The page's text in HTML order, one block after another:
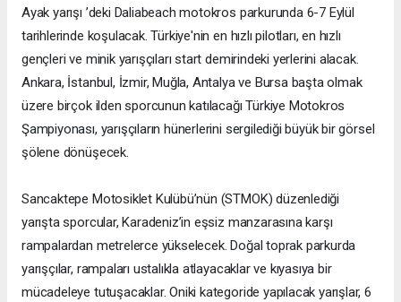
Ayak yarışı ’deki Daliabeach motokros parkurunda 6-7 Eylül
tarihlerinde koşulacak. Türkiye'nin en hızlı pilotları, en hızlı
gençleri ve minik yarışçıları start demirindeki yerlerini alacak.
Ankara, İstanbul, İzmir, Muğla, Antalya ve Bursa başta olmak
üzere birçok ilden sporcunun katılacağı Türkiye Motokros
Şampiyonası, yarışçıların hünerlerini sergilediği büyük bir görsel
şölene dönüşecek.
Sancaktepe Motosiklet Kulübü’nün (STMOK) düzenlediği
yarışta sporcular, Karadeniz’in eşsiz manzarasına karşı
rampalardan metrelerce yükselecek. Doğal toprak parkurda
yarışçılar, rampaları ustalıkla atlayacaklar ve kıyasıya bir
mücadeleye tutuşacaklar. Oniki kategoride yapılacak yarışlar, 6